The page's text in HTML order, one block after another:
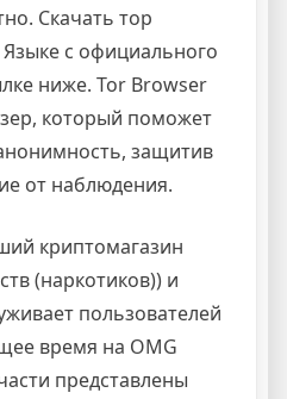
Скачать тор
с официального
ниже. Tor Browser
который поможет
защитив
от наблюдения.
криптомагазин
(наркотиков)) и
пользователей
время на OMG
представлены